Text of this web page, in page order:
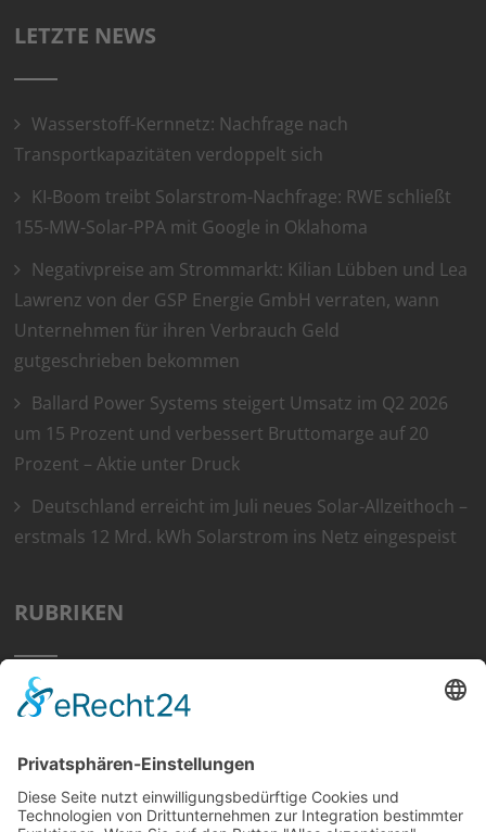
LETZTE NEWS
Wasserstoff-Kernnetz: Nachfrage nach
Transportkapazitäten verdoppelt sich
KI-Boom treibt Solarstrom-Nachfrage: RWE schließt
155-MW-Solar-PPA mit Google in Oklahoma
Negativpreise am Strommarkt: Kilian Lübben und Lea
Lawrenz von der GSP Energie GmbH verraten, wann
Unternehmen für ihren Verbrauch Geld
gutgeschrieben bekommen
Ballard Power Systems steigert Umsatz im Q2 2026
um 15 Prozent und verbessert Bruttomarge auf 20
Prozent – Aktie unter Druck
Deutschland erreicht im Juli neues Solar-Allzeithoch –
erstmals 12 Mrd. kWh Solarstrom ins Netz eingespeist
RUBRIKEN
Home
Tipps